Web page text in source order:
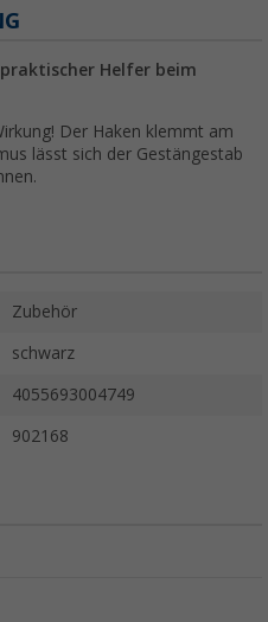
Helfer beim
Der Haken klemmt am
lässt sich der Gestängestab
Zubehör
schwarz
4055693004749
902168